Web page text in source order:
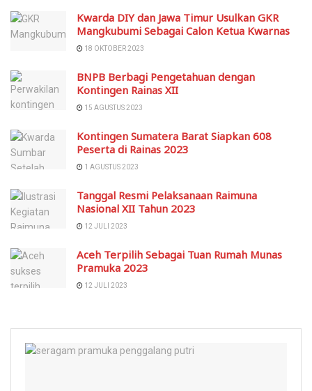
Kwarda DIY dan Jawa Timur Usulkan GKR
Mangkubumi Sebagai Calon Ketua Kwarnas
18 OKTOBER 2023
BNPB Berbagi Pengetahuan dengan
Kontingen Rainas XII
15 AGUSTUS 2023
Kontingen Sumatera Barat Siapkan 608
Peserta di Rainas 2023
1 AGUSTUS 2023
Tanggal Resmi Pelaksanaan Raimuna
Nasional XII Tahun 2023
12 JULI 2023
Aceh Terpilih Sebagai Tuan Rumah Munas
Pramuka 2023
12 JULI 2023